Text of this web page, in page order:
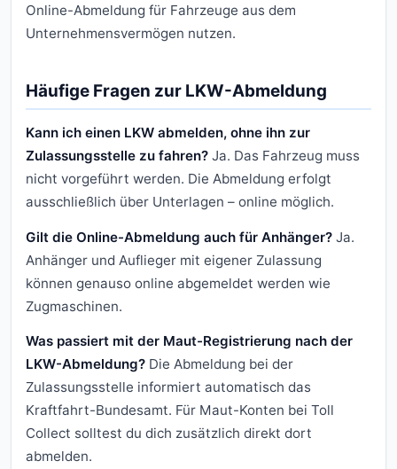
Online-Abmeldung für Fahrzeuge aus dem
Unternehmensvermögen nutzen.
Häufige Fragen zur LKW-Abmeldung
Kann ich einen LKW abmelden, ohne ihn zur
Zulassungsstelle zu fahren? Ja. Das Fahrzeug muss
nicht vorgeführt werden. Die Abmeldung erfolgt
ausschließlich über Unterlagen – online möglich.
Gilt die Online-Abmeldung auch für Anhänger? Ja.
Anhänger und Auflieger mit eigener Zulassung
können genauso online abgemeldet werden wie
Zugmaschinen.
Was passiert mit der Maut-Registrierung nach der
LKW-Abmeldung? Die Abmeldung bei der
Zulassungsstelle informiert automatisch das
Kraftfahrt-Bundesamt. Für Maut-Konten bei Toll
Collect solltest du dich zusätzlich direkt dort
abmelden.